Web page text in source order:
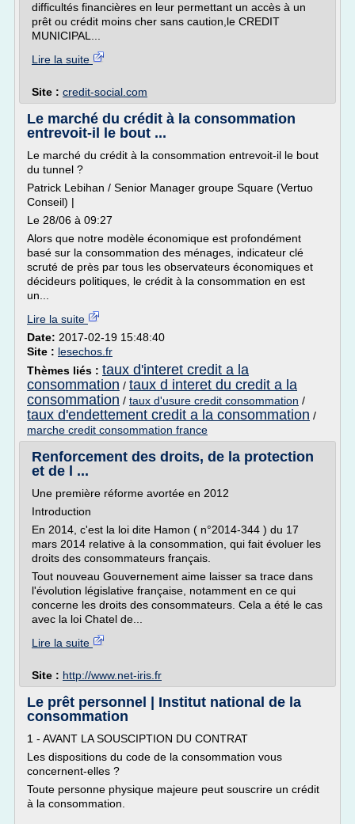
difficultés financières en leur permettant un accès à un
prêt ou crédit moins cher sans caution,le CREDIT
MUNICIPAL...
Lire la suite
Site : credit-social.com
Le marché du crédit à la consommation
entrevoit-il le bout ...
Le marché du crédit à la consommation entrevoit-il le bout
du tunnel ?
Patrick Lebihan / Senior Manager groupe Square (Vertuo
Conseil) |
Le 28/06 à 09:27
Alors que notre modèle économique est profondément
basé sur la consommation des ménages, indicateur clé
scruté de près par tous les observateurs économiques et
décideurs politiques, le crédit à la consommation en est
un...
Lire la suite
Date: 2017-02-19 15:48:40
Site : lesechos.fr
Thèmes liés : taux d'interet credit a la
consommation / taux d interet du credit a la
consommation / taux d'usure credit consommation /
taux d'endettement credit a la consommation /
marche credit consommation france
Renforcement des droits, de la protection
et de l ...
Une première réforme avortée en 2012
Introduction
En 2014, c'est la loi dite Hamon ( n°2014-344 ) du 17
mars 2014 relative à la consommation, qui fait évoluer les
droits des consommateurs français.
Tout nouveau Gouvernement aime laisser sa trace dans
l'évolution législative française, notamment en ce qui
concerne les droits des consommateurs. Cela a été le cas
avec la loi Chatel de...
Lire la suite
Site : http://www.net-iris.fr
Le prêt personnel | Institut national de la
consommation
1 - AVANT LA SOUSCIPTION DU CONTRAT
Les dispositions du code de la consommation vous
concernent-elles ?
Toute personne physique majeure peut souscrire un crédit
à la consommation.